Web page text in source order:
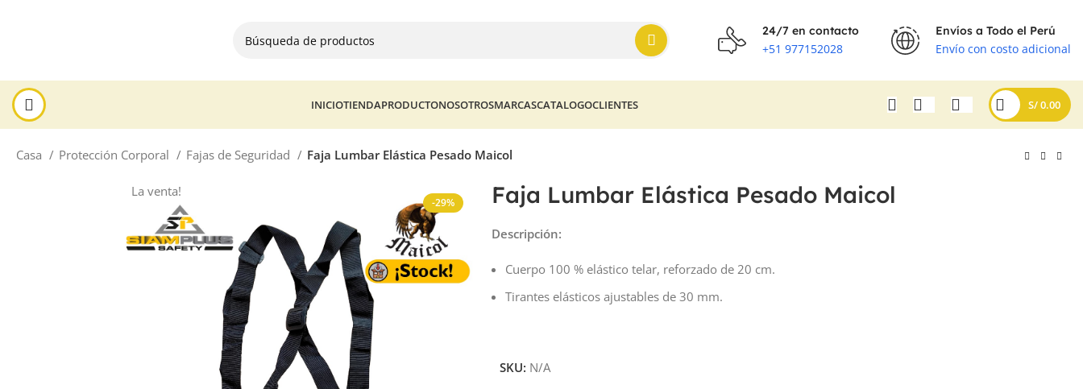
24/7 en contacto
+51 977152028
Envíos a Todo el Perú
Envío con costo adicional
INICIOTIENDAPRODUCTONOSOTROSMARCASCATALOGOCLIENTES S/0.00
Casa Protección Corporal Fajas de Seguridad Faja Lumbar Elástica Pesado Maicol
-29%
La venta! Faja Lumbar Elástica Pesado Maicol
Descripción:
Cuerpo 100 % elástico telar, reforzado de 20 cm.
Tirantes elásticos ajustables de 30 mm.
SKU: N/A